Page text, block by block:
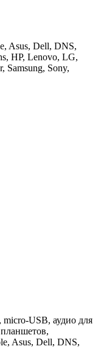
Asus, Dell, DNS,
HP, Lenovo, LG,
Samsung, Sony,
USB, аудио для
планшетов,
Asus, Dell, DNS,